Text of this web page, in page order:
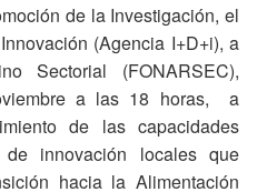
de la Investigación, el
(Agencia I+D+i), a
Sectorial (FONARSEC),
a las 18 horas, a
de las capacidades
innovación locales que
hacia la Alimentación